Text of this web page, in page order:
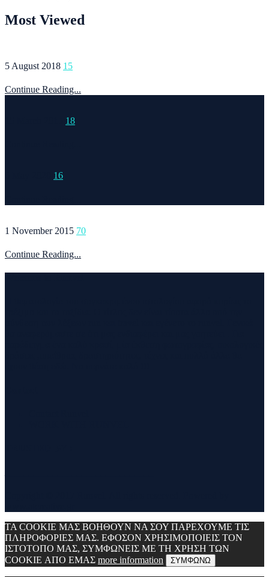
Most Viewed
5 August 2018 15
Continue Reading...
18
16
1 November 2015 70
Continue Reading...
ΤΑ COOKIE ΜΑΣ ΒΟΗΘΟΥΝ ΝΑ ΣΟΥ ΠΑΡΕΧΟΥΜΕ ΤΙΣ
ΠΛΗΡΟΦΟΡΙΕΣ ΜΑΣ. ΕΦΟΣΟΝ ΧΡΗΣΙΜΟΠΟΙΕΙΣ ΤΟΝ
ΙΣΤΟΤΟΠΟ ΜΑΣ, ΣΥΜΦΩΝΕΙΣ ΜΕ ΤΗ ΧΡΗΣΗ ΤΩΝ
COOKIE ΑΠΟ ΕΜΑΣ more information ΣΥΜΦΩΝΩ